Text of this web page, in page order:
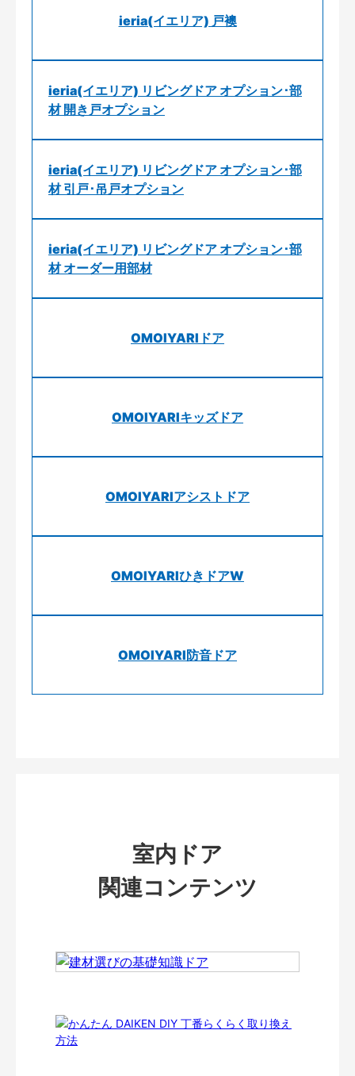
ieria(イエリア) 戸襖
ieria(イエリア) リビングドア オプション･部
材 開き戸オプション
ieria(イエリア) リビングドア オプション･部
材 引戸･吊戸オプション
ieria(イエリア) リビングドア オプション･部
材 オーダー用部材
OMOIYARIドア
OMOIYARIキッズドア
OMOIYARIアシストドア
OMOIYARIひきドアW
OMOIYARI防音ドア
室内ドア
関連コンテンツ